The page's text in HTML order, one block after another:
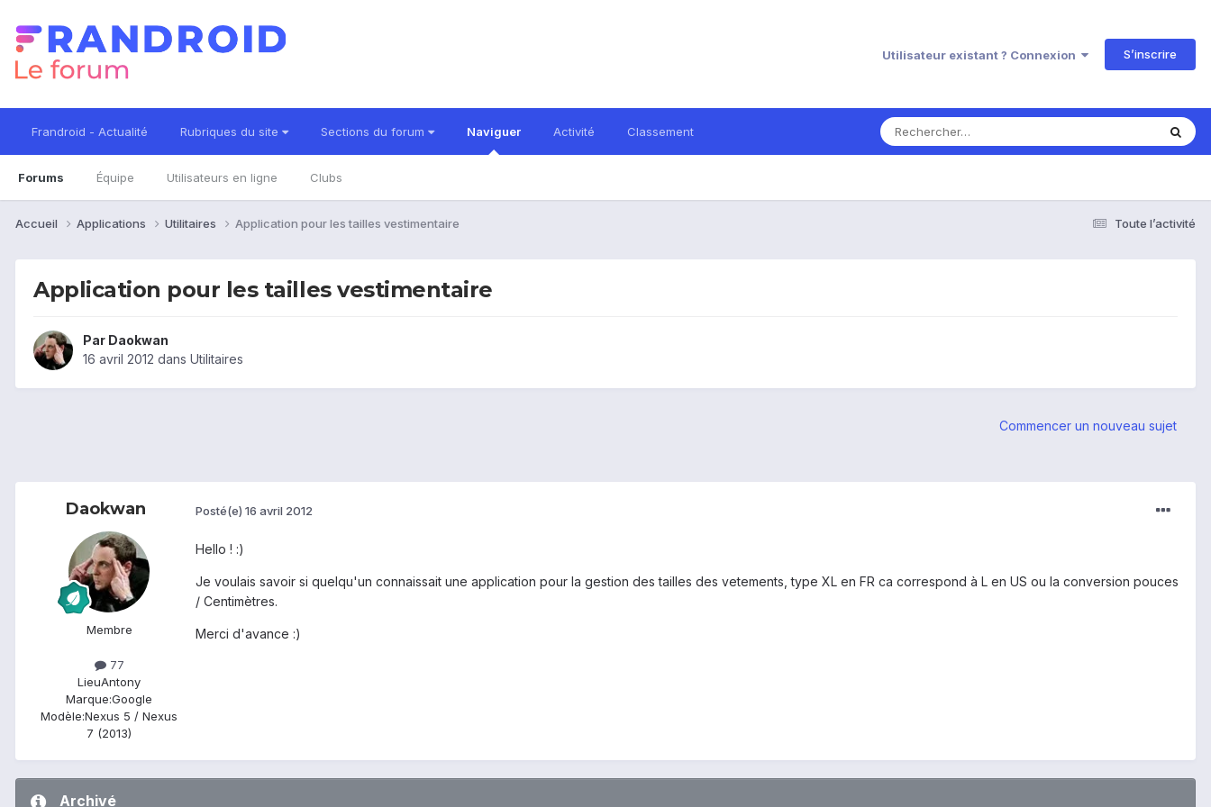
Utilisateur existant ? Connexion S’inscrire
Frandroid - Actualité Rubriques du site Sections du forum Naviguer
Forums Équipe Utilisateurs en ligne Clubs
Activité Classement
Toute l’activité
Accueil Applications Utilitaires Application pour les tailles vestimentaire
Application pour les tailles vestimentaire
Par Daokwan
16 avril 2012 dans Utilitaires
Commencer un nouveau sujet
Daokwan
Membre
77
LieuAntony
Marque:Google
Modèle:Nexus 5 / Nexus
7 (2013)
Posté(e) 16 avril 2012
Hello ! :)
Je voulais savoir si quelqu'un connaissait une application pour la gestion des tailles des vetements, type XL en FR ca correspond à L en US ou la conversion pouces
/ Centimètres.
Merci d'avance :)
Archivé